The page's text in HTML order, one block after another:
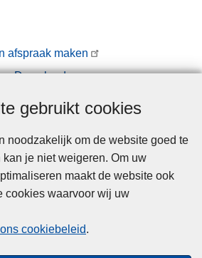
gebruikt cookies
noodzakelijk om de website goed te
je niet weigeren. Om uw
maakt de website ook
cookies waarvoor wij uw
cookiebeleid.
afspraak maken
Downloads
Privacy